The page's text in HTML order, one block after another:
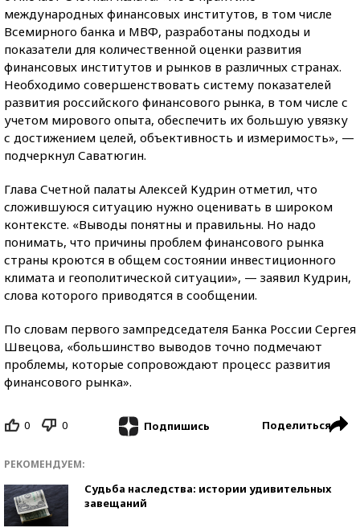
международных финансовых институтов, в том числе
Всемирного банка и МВФ, разработаны подходы и
показатели для количественной оценки развития
финансовых институтов и рынков в различных странах.
Необходимо совершенствовать систему показателей
развития российского финансового рынка, в том числе с
учетом мирового опыта, обеспечить их большую увязку
с достижением целей, объективность и измеримость», —
подчеркнул Саватюгин.
Глава Счетной палаты Алексей Кудрин отметил, что
сложившуюся ситуацию нужно оценивать в широком
контексте. «Выводы понятны и правильны. Но надо
понимать, что причины проблем финансового рынка
страны кроются в общем состоянии инвестиционного
климата и геополитической ситуации», — заявил Кудрин,
слова которого приводятся в сообщении.
По словам первого зампредседателя Банка России Сергея
Швецова, «большинство выводов точно подмечают
проблемы, которые сопровождают процесс развития
финансового рынка».
0 0 Подпишись Поделиться
РЕКОМЕНДУЕМ:
Судьба наследства: истории удивительных
завещаний